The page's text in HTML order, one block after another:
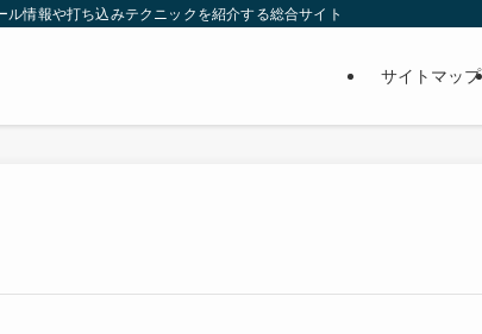
情報や打ち込みテクニックを紹介する総合サイト
サイトマップ